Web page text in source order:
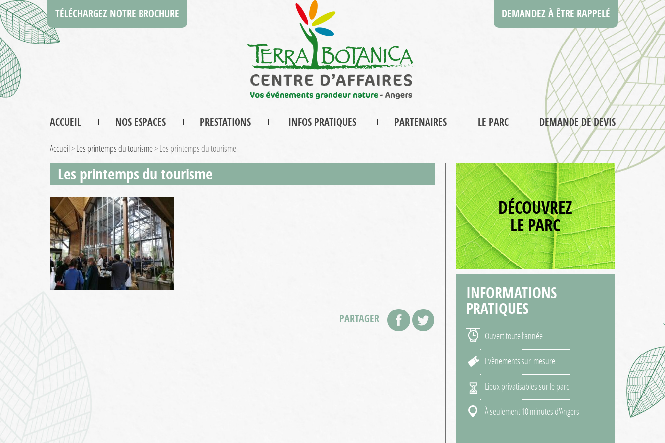
TÉLÉCHARGEZ NOTRE BROCHURE DEMANDEZ À ÊTRE RAPPELÉ
ACCUEIL NOS ESPACES PRESTATIONS INFOS PRATIQUES PARTENAIRES LE PARC DEMANDE DE DEVIS
Accueil>Les printemps du tourisme>Les printemps du tourisme
Les printemps du tourisme
PARTAGER
DÉCOUVREZ
LE PARC
INFORMATIONS
PRATIQUES
Ouvert toute l’année
Evènements sur-mesure
Lieux privatisables sur le parc
À seulement 10 minutes d'Angers